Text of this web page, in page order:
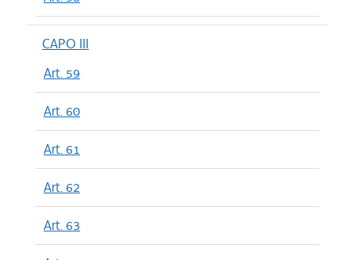
CAPO III
Art. 59
Art. 60
Art. 61
Art. 62
Art. 63